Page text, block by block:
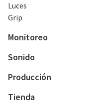
Luces
Grip
Monitoreo
Sonido
Producción
Tienda